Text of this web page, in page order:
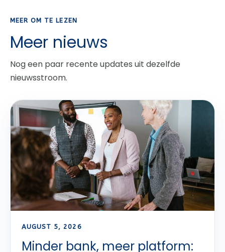
MEER OM TE LEZEN
Meer nieuws
Nog een paar recente updates uit dezelfde
nieuwsstroom.
AUGUST 5, 2026
Minder bank, meer platform: